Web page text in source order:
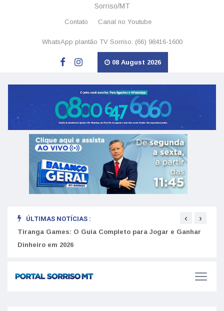
Sorriso/MT
Contato Canal no Youtube
WhatsApp plantão TV Sorriso: (66) 98416-1600
08 August 2026
ÚLTIMAS NOTÍCIAS :
Tiranga Games: O Guia Completo para Jogar e Ganhar
Dinheiro em 2026
‹ ›